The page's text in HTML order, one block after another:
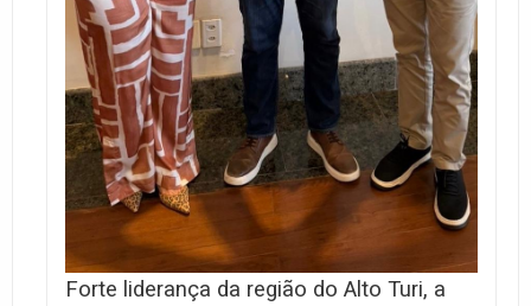
Forte liderança da região do Alto Turi, a